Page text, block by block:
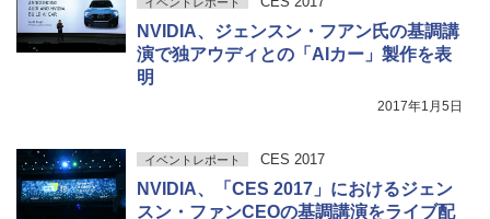
NVIDIA、ジェンスン・フアン氏の基調講
演で独アウディとの「AIカー」製作を表
明
2017年1月5日
イベントレポート CES 2017
NVIDIA、「CES 2017」におけるジェン
スン・ファンCEOの基調講演をライブ配